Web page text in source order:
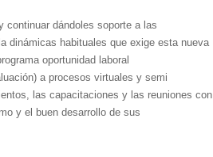
continuar dándoles soporte a las
dinámicas habituales que exige esta nueva
oportunidad laboral
a procesos virtuales y semi
las capacitaciones y las reuniones con
y el buen desarrollo de sus